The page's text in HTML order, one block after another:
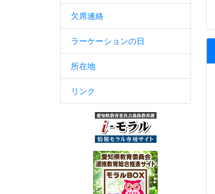
欠席連絡
ラーケーションの日
所在地
リンク